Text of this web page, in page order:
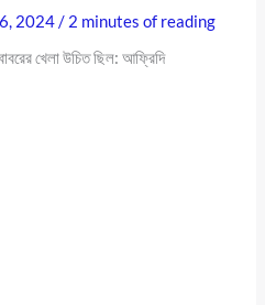
2024 / 2 minutes of reading
খেলা উচিত ছিল: আফ্রিদি